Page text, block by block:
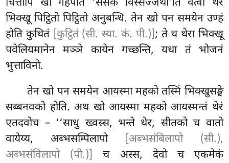
चित्तोपि खो गहपति ‘सेसकं विस्सज्जेथा’ति वत्वा थेरे
भिक्खू पिट्ठितो पिट्ठितो अनुबन्धि. तेन खो पन समयेन उण्हं
होति कुथितं [कुट्ठितं (सी. स्या. कं. पी.)]; ते च थेरा भिक्खू
पवेलियमानेन मञ्ञे कायेन गच्छन्ति, यथा तं भोजनं
भुत्ताविनो.
तेन खो पन समयेन आयस्मा महको तस्मिं भिक्खुसङ्घे
सब्बनवको होति. अथ खो आयस्मा महको आयस्मन्तं थेरं
एतदवोच – ‘‘साधु ख्वस्स, भन्ते थेर, सीतको च वातो
वायेय्य, अब्भसम्पिलापो
[अब्भसंबिलापो (सी.),
अब्भसंविलापो (पी.)]
च अस्स, देवो च एकमेकं